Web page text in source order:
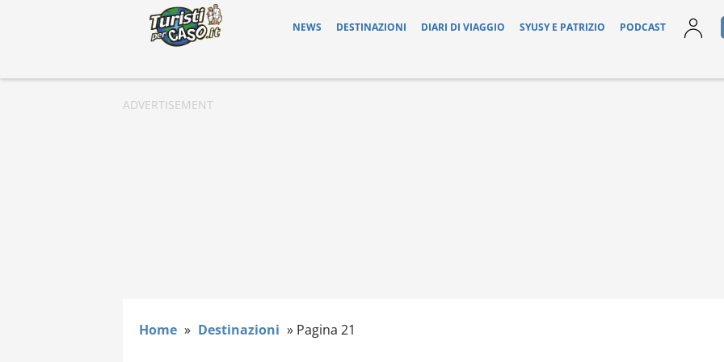
NEWS DESTINAZIONI DIARI DI VIAGGIO SYUSY E PATRIZIO PODCAST
Home » Destinazioni » Pagina 21